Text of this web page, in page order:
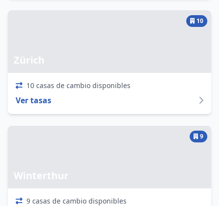
Zürich
10
10 casas de cambio disponibles
Ver tasas
Winterthur
9
9 casas de cambio disponibles